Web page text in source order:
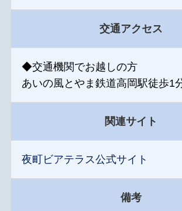
交通アクセス
◆交通機関でお越しの方
あいの風とやま鉄道高岡駅徒歩1
関連サイト
夜町ビアテラス公式サイト
備考